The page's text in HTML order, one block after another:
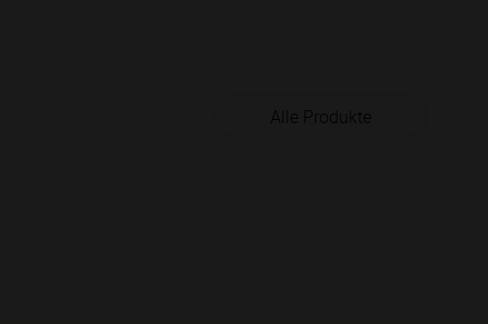
Alle Produkte